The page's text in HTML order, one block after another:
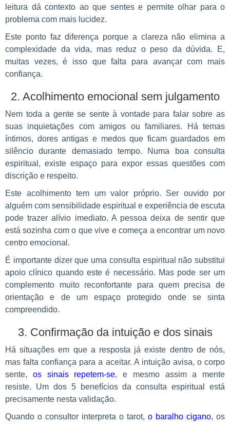
leitura dá contexto ao que sentes e permite olhar para o
problema com mais lucidez.
Este ponto faz diferença porque a clareza não elimina a
complexidade da vida, mas reduz o peso da dúvida. E,
muitas vezes, é isso que falta para avançar com mais
confiança.
2. Acolhimento emocional sem julgamento
Nem toda a gente se sente à vontade para falar sobre as
suas inquietações com amigos ou familiares. Há temas
íntimos, dores antigas e medos que ficam guardados em
silêncio durante demasiado tempo. Numa boa consulta
espiritual, existe espaço para expor essas questões com
discrição e respeito.
Este acolhimento tem um valor próprio. Ser ouvido por
alguém com sensibilidade espiritual e experiência de escuta
pode trazer alívio imediato. A pessoa deixa de sentir que
está sozinha com o que vive e começa a encontrar um novo
centro emocional.
É importante dizer que uma consulta espiritual não substitui
apoio clínico quando este é necessário. Mas pode ser um
complemento muito reconfortante para quem precisa de
orientação e de um espaço protegido onde se sinta
compreendido.
3. Confirmação da intuição e dos sinais
Há situações em que a resposta já existe dentro de nós,
mas falta confiança para a aceitar. A intuição avisa, o corpo
sente, os sinais repetem-se, e mesmo assim a mente
resiste. Um dos 5 benefícios da consulta espiritual está
precisamente nesta validação.
Quando o consultor interpreta o tarot, o baralho cigano, os